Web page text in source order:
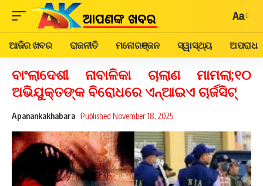
Aa
ଆଜିର ଖବର ରାଜନୀତି ମନୋରଞ୍ଜନ ସ୍ୱାସ୍ଥ୍ୟ ଅପରାଧ
ବାଂଲାଦେଶୀ ନାବାଳିକା ଚାଲାଣ ମାମଲା;୧୦
ଅଭିଯୁକ୍ତଙ୍କ ବିରୋଧରେ ଏନ୍‌ଆଇଏ ଚାର୍ଜସିଟ୍‌
Apanankakhabara Published November 18, 2025